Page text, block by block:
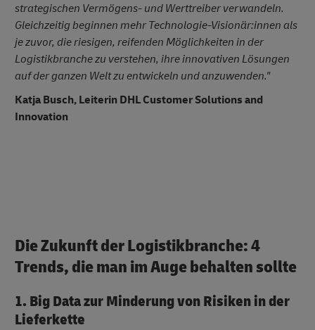
strategischen Vermögens- und Werttreiber verwandeln.
Gleichzeitig beginnen mehr Technologie-Visionär:innen als
je zuvor, die riesigen, reifenden Möglichkeiten in der
Logistikbranche zu verstehen, ihre innovativen Lösungen
auf der ganzen Welt zu entwickeln und anzuwenden."
Katja Busch, Leiterin DHL Customer Solutions and
Innovation
Die Zukunft der Logistikbranche: 4
Trends, die man im Auge behalten sollte
1. Big Data zur Minderung von Risiken in der
Lieferkette